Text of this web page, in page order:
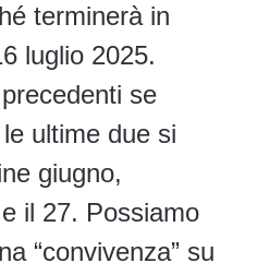
terminerà in
luglio 2025.
se
ultime due si
giugno,
il 27. Possiamo
“convivenza” su